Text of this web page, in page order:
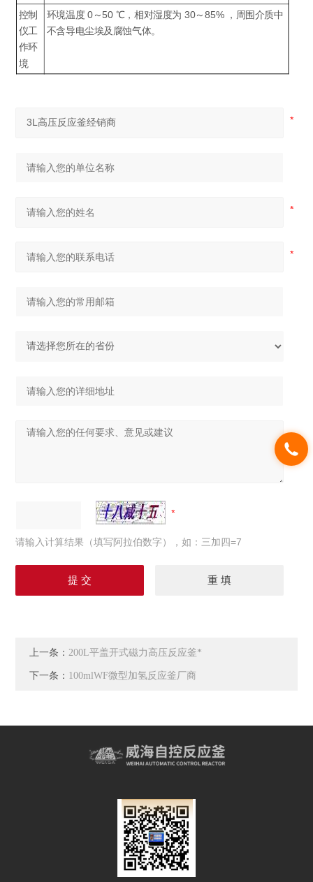
控制
仪工
作环
境
环境温度 0～50 ℃，相对湿度为 30～85% ，周围介质中
不含导电尘埃及腐蚀气体。
请输入计算结果（填写阿拉伯数字），如：三加四=7
上一条： 200L平盖开式磁力高压反应釜*
下一条： 100mlWF微型加氢反应釜厂商